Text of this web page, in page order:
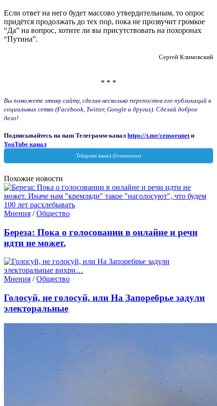
Если ответ на него будет массово утвердительным, то опрос
придётся продолжать до тех пор, пока не прозвучит громкое
“Да” на вопрос, хотите ли вы присутствовать на похоронах
“Путина”.
Сергей Климовский
* * *
Вы поможете этому сайту, сделав несколько перепостов его публикаций в
социальных сетях (Facebook, Twitter, Google и других). Сделай доброе
дело!
Подписывайтесь на наш Телеграмм-канал https://t.me/censorunet и
YouTube канал
Похожие новости
Мнения /Общество
Береза: Пока о голосовании в онлайне и речи
идти не может.
Мнения /Общество
Голосуй, не голосуй, или На Запоребрье задули
электоральные